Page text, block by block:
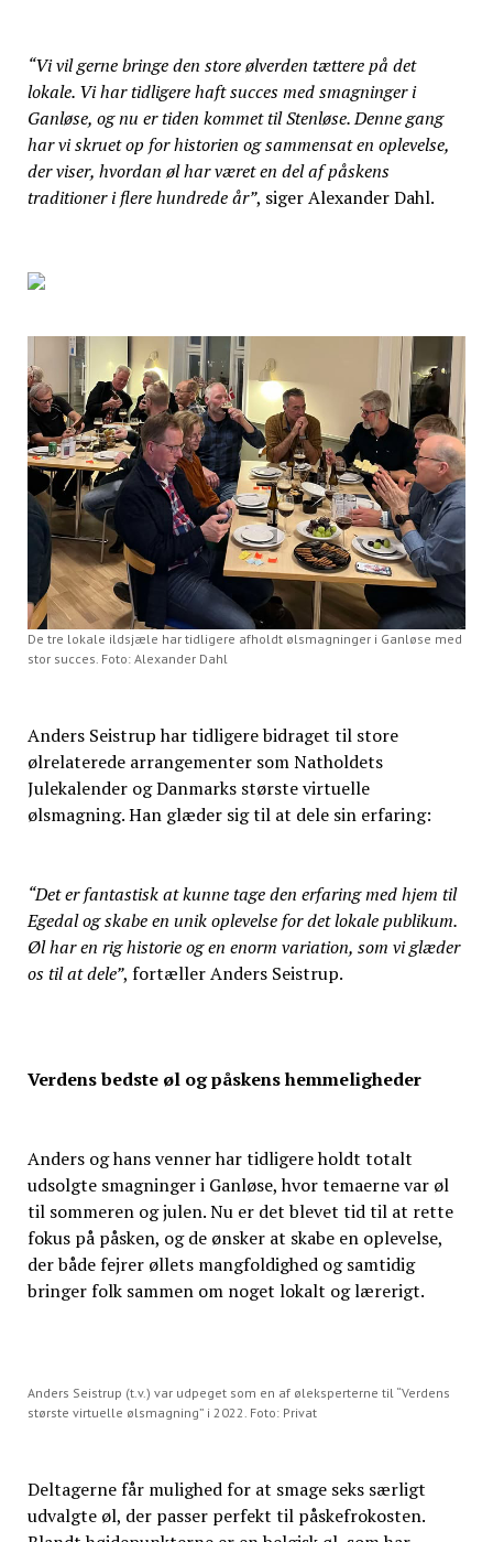
“Vi vil gerne bringe den store ølverden tættere på det
lokale. Vi har tidligere haft succes med smagninger i
Ganløse, og nu er tiden kommet til Stenløse. Denne gang
har vi skruet op for historien og sammensat en oplevelse,
der viser, hvordan øl har været en del af påskens
traditioner i flere hundrede år”, siger Alexander Dahl.
De tre lokale ildsjæle har tidligere afholdt ølsmagninger i Ganløse med
stor succes. Foto: Alexander Dahl
Anders Seistrup har tidligere bidraget til store
ølrelaterede arrangementer som Natholdets
Julekalender og Danmarks største virtuelle
ølsmagning. Han glæder sig til at dele sin erfaring:
“Det er fantastisk at kunne tage den erfaring med hjem til
Egedal og skabe en unik oplevelse for det lokale publikum.
Øl har en rig historie og en enorm variation, som vi glæder
os til at dele”, fortæller Anders Seistrup.
Verdens bedste øl og påskens hemmeligheder
Anders og hans venner har tidligere holdt totalt
udsolgte smagninger i Ganløse, hvor temaerne var øl
til sommeren og julen. Nu er det blevet tid til at rette
fokus på påsken, og de ønsker at skabe en oplevelse,
der både fejrer øllets mangfoldighed og samtidig
bringer folk sammen om noget lokalt og lærerigt.
Anders Seistrup (t.v.) var udpeget som en af øleksperterne til “Verdens
største virtuelle ølsmagning” i 2022. Foto: Privat
Deltagerne får mulighed for at smage seks særligt
udvalgte øl, der passer perfekt til påskefrokosten.